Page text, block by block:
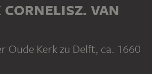
VAN
Oude Kerk zu Delft, ca. 1660